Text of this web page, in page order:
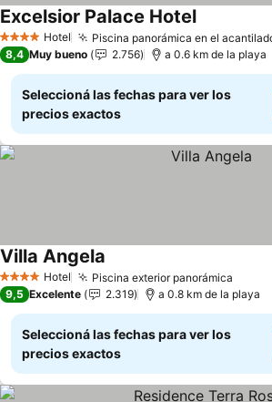
4 EstrellasHotel Piscina panorámica en el
Excelsior Palace Hotel
8,4 Muy bueno 2.756 a 0.6 km de la playa
Seleccioná las fechas para ver los
precios exactos
4 EstrellasHotel Piscina exterior panorámica
Villa Angela
9,5 Excelente 2.319 a 0.8 km de la playa
Seleccioná las fechas para ver los
precios exactos